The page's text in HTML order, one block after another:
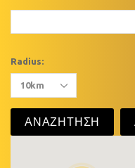
Radius: